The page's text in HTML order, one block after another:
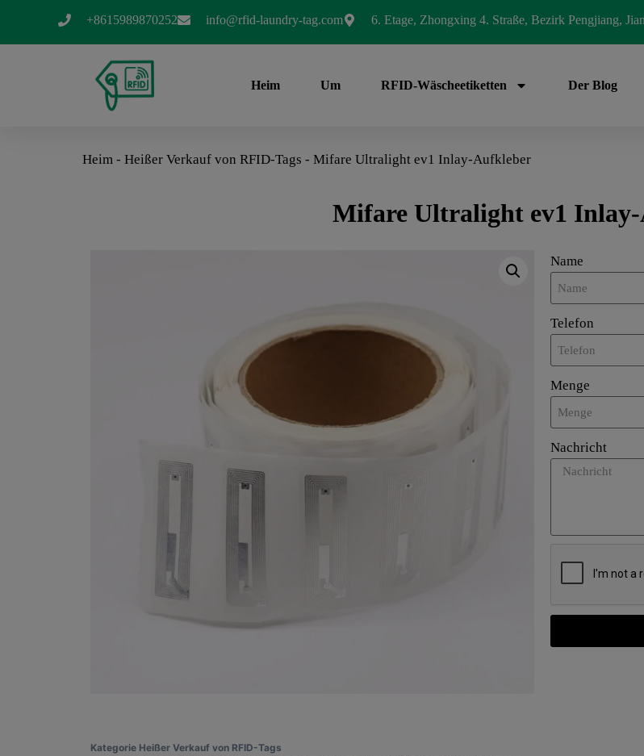
+8615989870252 info@rfid-laundry-tag.com 6. Etage, Zhongxing 4. Straße, Bezirk Pengjiang,
Heim Um RFID-Wäscheetiketten Der Blog
Heim - Heißer Verkauf von RFID-Tags - Mifare Ultralight ev1 Inlay-Aufkleber
Mifare Ultralight ev1
Name
Telefon
Menge
Nachricht
Kategorie Heißer Verkauf von RFID-Tags